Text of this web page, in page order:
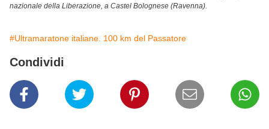
nazionale della Liberazione, a Castel Bolognese (Ravenna).
#Ultramaratone italiane. 100 km del Passatore
Condividi